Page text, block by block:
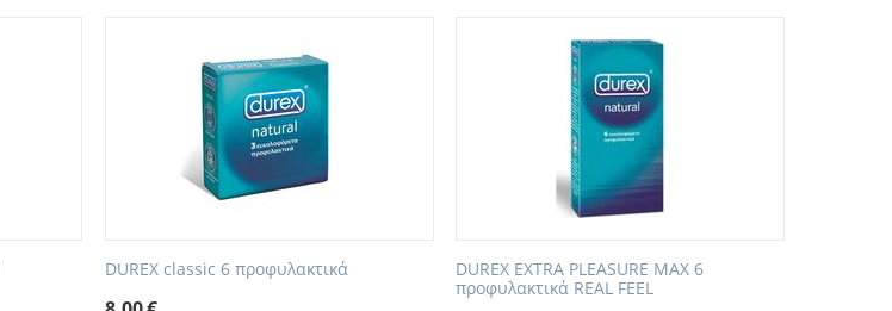
DUREX classic 6 προφυλακτικά
DUREX EXTRA PLEASURE MAX 6
προφυλακτικά REAL FEEL